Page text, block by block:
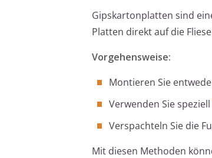
Gipskartonplatten sind
Platten direkt auf die
Vorgehensweise:
Montieren Sie
Verwenden Sie speziell
Verspachteln Sie die
Mit diesen Methoden